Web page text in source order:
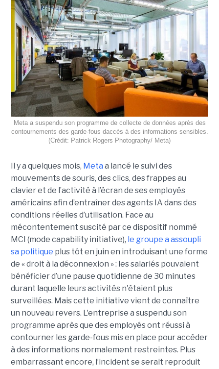
Meta a suspendu son programme de collecte de données après des
contournements des garde-fous daccès à des informations sensibles.
(Crédit: Patrick Rogers Photography/ Meta)
Il y a quelques mois, Meta a lancé le suivi des
mouvements de souris, des clics, des frappes au
clavier et de l’activité à l’écran de ses employés
américains afin d’entraîner des agents IA dans des
conditions réelles d’utilisation. Face au
mécontentement suscité par ce dispositif nommé
MCI (mode capability initiative), le groupe a assoupli
sa politique plus tôt en juin en introduisant une forme
de « droit à la déconnexion » : les salariés pouvaient
bénéficier d’une pause quotidienne de 30 minutes
durant laquelle leurs activités n'étaient plus
surveillées. Mais cette initiative vient de connaître
un nouveau revers. L'entreprise a suspendu son
programme après que des employés ont réussi à
contourner les garde-fous mis en place pour accéder
à des informations normalement restreintes. Plus
embarrassant encore, l’incident se serait reproduit